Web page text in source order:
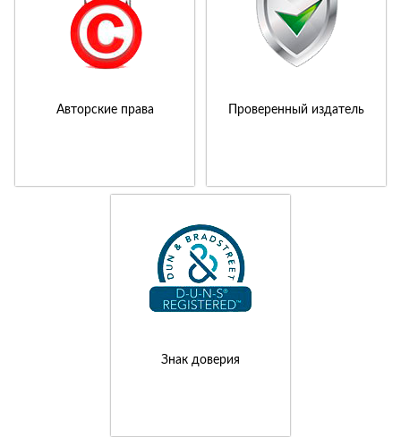
Авторские права Проверенный издатель
Знак доверия